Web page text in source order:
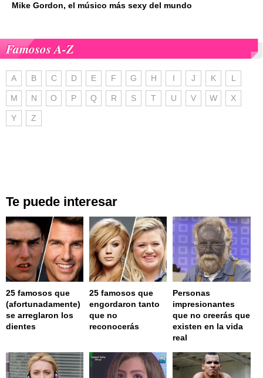
Mike Gordon, el músico más sexy del mundo
Famosos A-Z
A B C D E F G H I J K L
M N O P Q R S T U V W X
Y Z
Te puede interesar
25 famosos que
(afortunadamente)
se arreglaron los
dientes
25 famosos que
engordaron tanto
que no
reconocerás
Personas
impresionantes
que no creerás que
existen en la vida
real